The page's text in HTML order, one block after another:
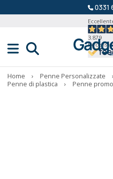
0331
3.879
Home › Penne Personalizzate ›
Penne di plastica
› Penne